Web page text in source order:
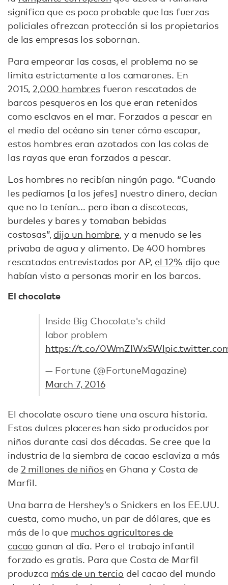
significa que es poco probable que las fuerzas
policiales ofrezcan protección si los propietarios
de las empresas los sobornan.
Para empeorar las cosas, el problema no se
limita estrictamente a los camarones. En
2015, 2,000 hombresfueron rescatados de
barcos pesqueros en los que eran retenidos
como esclavos en el mar. Forzados a pescar en
el medio del océano sin tener cómo escapar,
estos hombres eran azotados con las colas de
las rayas que eran forzados a pescar.
Los hombres no recibían ningún pago. “Cuando
les pedíamos [a los jefes] nuestro dinero, decían
que no lo tenían... pero iban a discotecas,
burdeles y bares y tomaban bebidas
costosas”, dijo un hombre, y a menudo se les
privaba de agua y alimento. De 400 hombres
rescatados entrevistados por AP, el 12% dijo que
habían visto a personas morir en los barcos.
El chocolate
Inside Big Chocolate's child
labor problem
https://t.co/0WmZIWx5Wl
— Fortune (@FortuneMagazine)
March 7, 2016
El chocolate oscuro tiene una oscura historia.
Estos dulces placeres han sido producidos por
niños durante casi dos décadas. Se cree que la
industria de la siembra de cacao esclaviza a más
de 2 millones de niñosen Ghana y Costa de
Marfil.
Una barra de Hershey’s o Snickers en los EE.UU.
cuesta, como mucho, un par de dólares, que es
más de lo que muchos agricultores de
cacao ganan al día. Pero el trabajo infantil
forzado es gratis. Para que Costa de Marfil
produzca más de un tercio del cacao del mundo